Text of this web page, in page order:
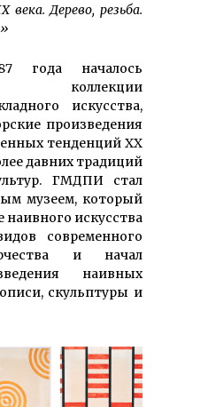
века. Дерево, резьба.
года началось
коллекции
искусства,
произведения
тенденций XX
давних традиций
ГМДПИ стал
музеем, который
наивного искусства
современного
и начал
наивных
скульптуры и